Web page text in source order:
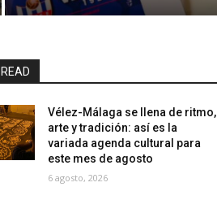
Vélez-Málaga se llena de ritmo,
arte y tradición: así es la
variada agenda cultural para
este mes de agosto
6 agosto, 2026